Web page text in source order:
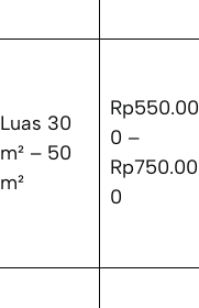
Luas 30
m² – 50
m²
Rp550.00
0 –
Rp750.00
0